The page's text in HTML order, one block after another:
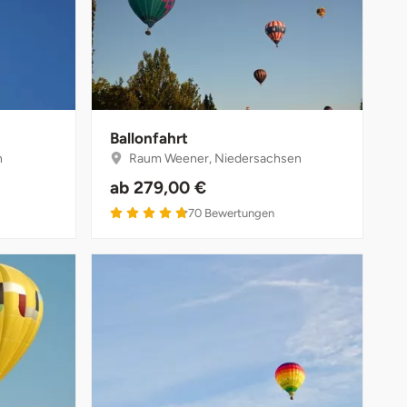
Ballonfahrt
Raum Weener, Niedersachsen
ab 279,00 €
4.8 von 5
70 Bewertungen